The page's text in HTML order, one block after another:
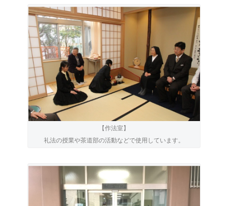
【作法室】
礼法の授業や茶道部の活動などで使用しています。